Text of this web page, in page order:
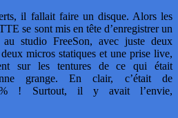
il fallait faire un disque. Alors les
se sont mis en tête d’enregistrer un
studio FreeSon, avec juste deux
micros statiques et une prise live,
sur les tentures de ce qui était
grange. En clair, c’était de
% ! Surtout, il y avait l’envie,